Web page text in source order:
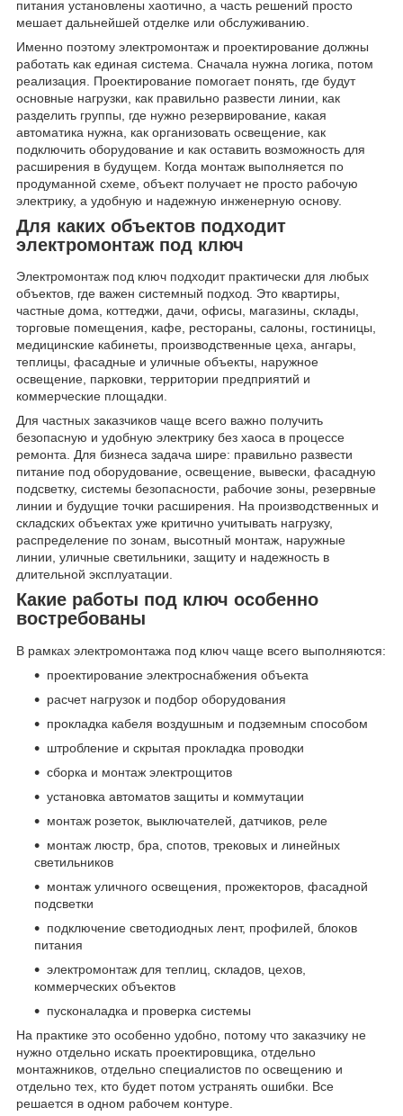
питания установлены хаотично, а часть решений просто
мешает дальнейшей отделке или обслуживанию.
Именно поэтому электромонтаж и проектирование должны
работать как единая система. Сначала нужна логика, потом
реализация. Проектирование помогает понять, где будут
основные нагрузки, как правильно развести линии, как
разделить группы, где нужно резервирование, какая
автоматика нужна, как организовать освещение, как
подключить оборудование и как оставить возможность для
расширения в будущем. Когда монтаж выполняется по
продуманной схеме, объект получает не просто рабочую
электрику, а удобную и надежную инженерную основу.
Для каких объектов подходит
электромонтаж под ключ
Электромонтаж под ключ подходит практически для любых
объектов, где важен системный подход. Это квартиры,
частные дома, коттеджи, дачи, офисы, магазины, склады,
торговые помещения, кафе, рестораны, салоны, гостиницы,
медицинские кабинеты, производственные цеха, ангары,
теплицы, фасадные и уличные объекты, наружное
освещение, парковки, территории предприятий и
коммерческие площадки.
Для частных заказчиков чаще всего важно получить
безопасную и удобную электрику без хаоса в процессе
ремонта. Для бизнеса задача шире: правильно развести
питание под оборудование, освещение, вывески, фасадную
подсветку, системы безопасности, рабочие зоны, резервные
линии и будущие точки расширения. На производственных и
складских объектах уже критично учитывать нагрузку,
распределение по зонам, высотный монтаж, наружные
линии, уличные светильники, защиту и надежность в
длительной эксплуатации.
Какие работы под ключ особенно
востребованы
В рамках электромонтажа под ключ чаще всего выполняются:
проектирование электроснабжения объекта
расчет нагрузок и подбор оборудования
прокладка кабеля воздушным и подземным способом
штробление и скрытая прокладка проводки
сборка и монтаж электрощитов
установка автоматов защиты и коммутации
монтаж розеток, выключателей, датчиков, реле
монтаж люстр, бра, спотов, трековых и линейных
светильников
монтаж уличного освещения, прожекторов, фасадной
подсветки
подключение светодиодных лент, профилей, блоков
питания
электромонтаж для теплиц, складов, цехов,
коммерческих объектов
пусконаладка и проверка системы
На практике это особенно удобно, потому что заказчику не
нужно отдельно искать проектировщика, отдельно
монтажников, отдельно специалистов по освещению и
отдельно тех, кто будет потом устранять ошибки. Все
решается в одном рабочем контуре.